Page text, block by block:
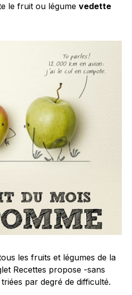
le fruit ou légume vedette
les fruits et légumes de la
Recettes propose -sans
par degré de difficulté.